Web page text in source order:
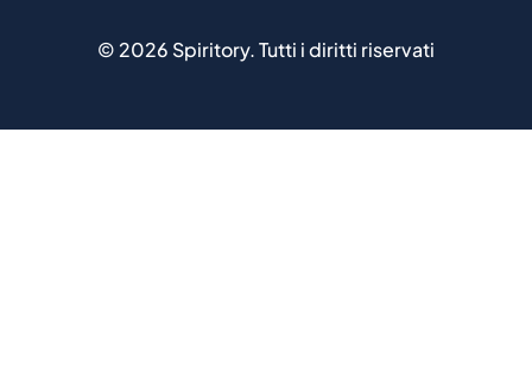
© 2026 Spiritory.Tutti i diritti riservati